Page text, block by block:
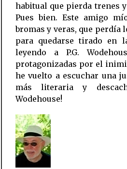
habitual que pierda trenes
Pues bien. Este amigo
bromas y veras, que perdía
para quedarse tirado en
leyendo a P.G.
protagonizadas por el inimitable
he vuelto a escuchar una
más literaria y
Wodehouse!